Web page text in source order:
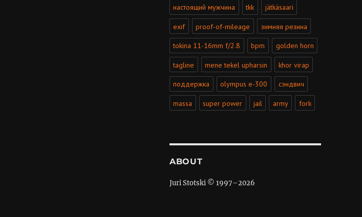
настоящий мужчина tkk jätkäsaari
exif proof-of-mileage зимняя резина
tokina 11-16mm f/2.8 bpm golden horn
tagline mene tekel upharsin khor virap
поддержка olympus e-300 сэндвич
massa super power jail army fork
ABOUT
Juri Stotski © 1997–2026